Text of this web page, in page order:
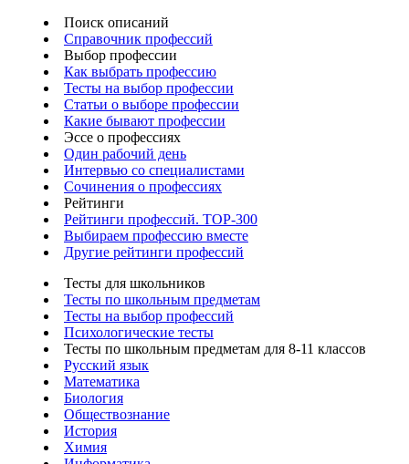
Поиск описаний
Справочник профессий
Выбор профессии
Как выбрать профессию
Тесты на выбор профессии
Статьи о выборе профессии
Какие бывают профессии
Эссе о профессиях
Один рабочий день
Интервью со специалистами
Сочинения о профессиях
Рейтинги
Рейтинги профессий. TOP-300
Выбираем профессию вместе
Другие рейтинги профессий
Тесты для школьников
Тесты по школьным предметам
Тесты на выбор профессий
Психологические тесты
Тесты по школьным предметам для 8-11 классов
Русский язык
Математика
Биология
Обществознание
История
Химия